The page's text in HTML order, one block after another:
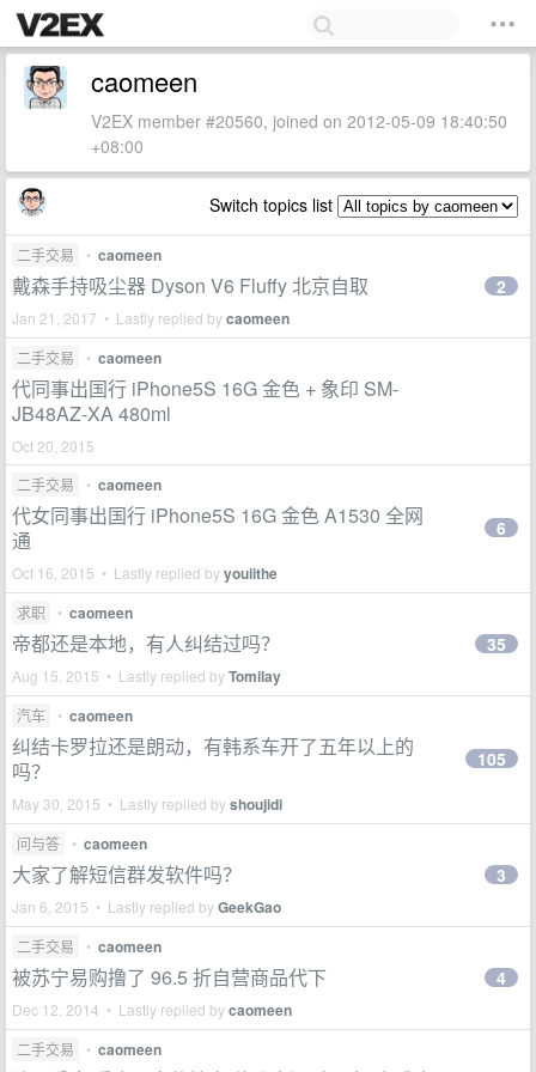
caomeen
V2EX member #20560, joined on 2012-05-09 18:40:50
+08:00
Switch topics list
二手交易 • caomeen
戴森手持吸尘器 Dyson V6 Fluffy 北京自取
Jan 21, 2017 • Lastly replied bycaomeen
2
二手交易 • caomeen
代同事出国行 iPhone5S 16G 金色 + 象印 SM-
JB48AZ-XA 480ml
Oct 20, 2015
二手交易
• caomeen
代女同事出国行 iPhone5S 16G 金色 A1530 全网
通
Oct 16, 2015 • Lastly replied byyouiithe
6
求职 • caomeen
帝都还是本地，有人纠结过吗？
Aug 15, 2015 • Lastly replied byTomilay
35
汽车 • caomeen
纠结卡罗拉还是朗动，有韩系车开了五年以上的
吗？
May 30, 2015 • Lastly replied byshoujidi
105
问与答 • caomeen
大家了解短信群发软件吗？
Jan 6, 2015 • Lastly replied byGeekGao
3
二手交易 • caomeen
被苏宁易购撸了 96.5 折自营商品代下
Dec 12, 2014 • Lastly replied bycaomeen
4
二手交易 • caomeen